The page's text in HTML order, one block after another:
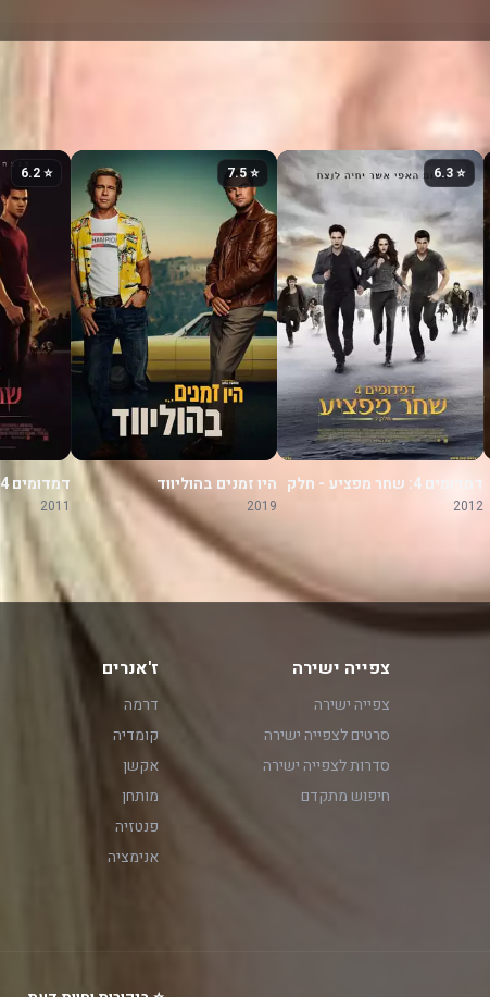
⭐ 6.3
דמדומים 4: שחר מפציע - חלק
2
2012
⭐ 7.5
היו זמנים בהוליווד
2019
⭐ 6.2
1
2011
צפייה ישירה
צפייה ישירה
סרטים לצפייה ישירה
סדרות לצפייה ישירה
חיפוש מתקדם
ז'אנרים
דרמה
קומדיה
אקשן
מותחן
פנטזיה
אנימציה